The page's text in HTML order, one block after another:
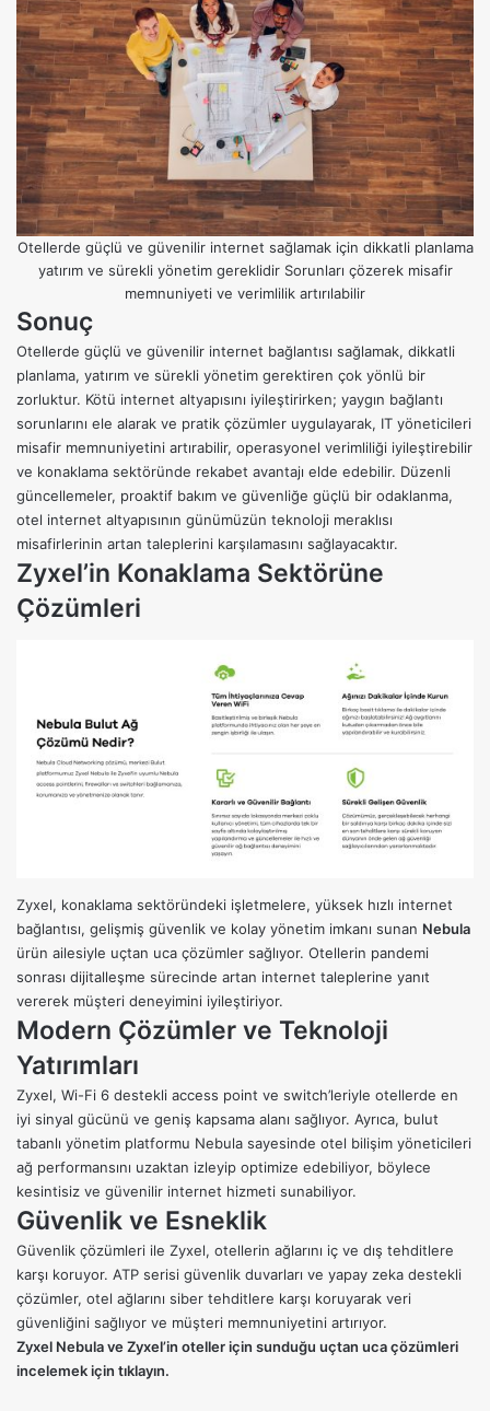
Otellerde güçlü ve güvenilir internet sağlamak için dikkatli planlama
yatırım ve sürekli yönetim gereklidir Sorunları çözerek misafir
memnuniyeti ve verimlilik artırılabilir
Sonuç
Otellerde güçlü ve güvenilir internet bağlantısı sağlamak, dikkatli
planlama, yatırım ve sürekli yönetim gerektiren çok yönlü bir
zorluktur. Kötü internet altyapısını iyileştirirken; yaygın bağlantı
sorunlarını ele alarak ve pratik çözümler uygulayarak, IT yöneticileri
misafir memnuniyetini artırabilir, operasyonel verimliliği iyileştirebilir
ve konaklama sektöründe rekabet avantajı elde edebilir. Düzenli
güncellemeler, proaktif bakım ve güvenliğe güçlü bir odaklanma,
otel internet altyapısının günümüzün teknoloji meraklısı
misafirlerinin artan taleplerini karşılamasını sağlayacaktır.
Zyxel’in Konaklama Sektörüne
Çözümleri
Zyxel, konaklama sektöründeki işletmelere, yüksek hızlı internet
bağlantısı, gelişmiş güvenlik ve kolay yönetim imkanı sunan Nebula
ürün ailesiyle uçtan uca çözümler sağlıyor. Otellerin pandemi
sonrası dijitalleşme sürecinde artan internet taleplerine yanıt
vererek müşteri deneyimini iyileştiriyor.
Modern Çözümler ve Teknoloji
Yatırımları
Zyxel, Wi-Fi 6 destekli access point ve switch’leriyle otellerde en
iyi sinyal gücünü ve geniş kapsama alanı sağlıyor. Ayrıca, bulut
tabanlı yönetim platformu Nebula sayesinde otel bilişim yöneticileri
ağ performansını uzaktan izleyip optimize edebiliyor, böylece
kesintisiz ve güvenilir internet hizmeti sunabiliyor.
Güvenlik ve Esneklik
Güvenlik çözümleri ile Zyxel, otellerin ağlarını iç ve dış tehditlere
karşı koruyor. ATP serisi güvenlik duvarları ve yapay zeka destekli
çözümler, otel ağlarını siber tehditlere karşı koruyarak veri
güvenliğini sağlıyor ve müşteri memnuniyetini artırıyor.
Zyxel Nebula ve Zyxel’in oteller için sunduğu uçtan uca çözümleri
incelemek için tıklayın.